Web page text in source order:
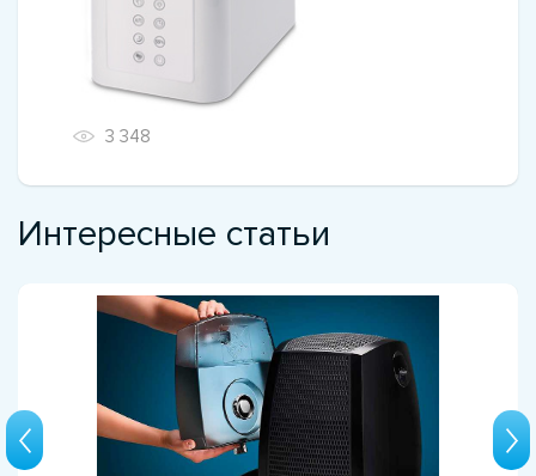
3 348
Интересные статьи